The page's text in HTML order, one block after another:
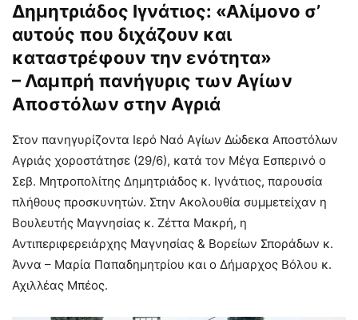
Δημητριάδος Ιγνάτιος: «Αλίμονο σ’
αυτούς που διχάζουν και
καταστρέφουν την ενότητα»
– Λαμπρή πανήγυρις των Αγίων
Αποστόλων στην Αγριά
Στον πανηγυρίζοντα Ιερό Ναό Αγίων Δώδεκα Αποστόλων
Αγριάς χοροστάτησε (29/6), κατά τον Μέγα Εσπερινό ο
Σεβ. Μητροπολίτης Δημητριάδος κ. Ιγνάτιος, παρουσία
πλήθους προσκυνητών. Στην Ακολουθία συμμετείχαν η
Βουλευτής Μαγνησίας κ. Ζέττα Μακρή, η
Αντιπεριφερειάρχης Μαγνησίας & Βορείων Σποράδων κ.
Άννα – Μαρία Παπαδημητρίου και ο Δήμαρχος Βόλου κ.
Αχιλλέας Μπέος.